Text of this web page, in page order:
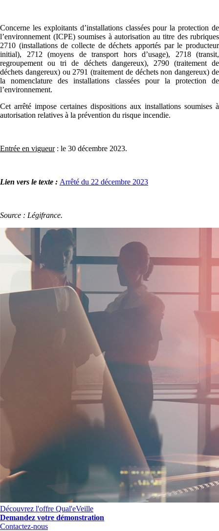
Concerne les exploitants d’installations classées pour la protection de
l’environnement (ICPE) soumises à autorisation au titre des rubriques
2710 (installations de collecte de déchets apportés par le producteur
initial), 2712 (moyens de transport hors d’usage), 2718 (transit,
regroupement ou tri de déchets dangereux), 2790 (traitement de
déchets dangereux) ou 2791 (traitement de déchets non dangereux) de
la nomenclature des installations classées pour la protection de
l’environnement.
Cet arrêté impose certaines dispositions aux installations soumises à
autorisation relatives à la prévention du risque incendie.
Entrée en vigueur: le 30 décembre 2023.
Lien vers le texte : Arrêté du 22 décembre 2023
Source : Légifrance.
Découvrez l'offre Qual'eVeille
Demandez votre démonstration
Contactez-nous